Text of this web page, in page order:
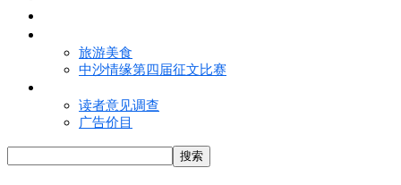
旅游美食
中沙情缘第四届征文比赛
读者意见调查
广告价目